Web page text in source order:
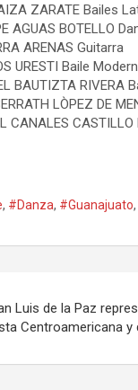
ZARATE Bailes
AGUAS BOTELLO
ARENAS Guitarra
URESTI Baile
BAUTIZTA RIVERA
LÒPEZ DE
CANALES
, #Danza, #Guanajuato,
Luis de la Paz
Centroamericana y